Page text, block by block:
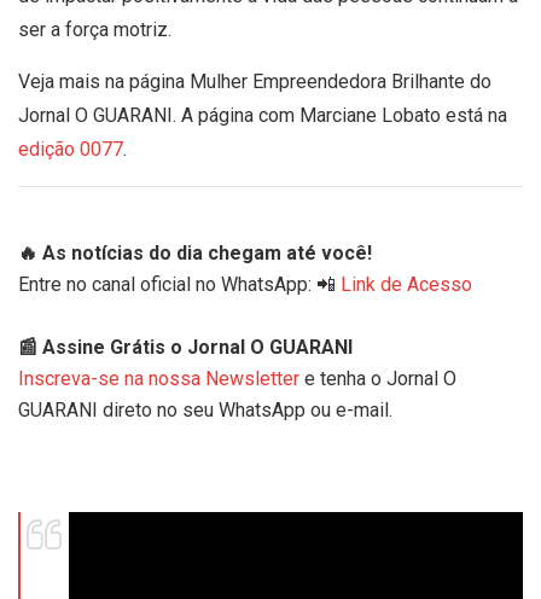
ser a força motriz.
Veja mais na página Mulher Empreendedora Brilhante do
Jornal O GUARANI. A página com Marciane Lobato está na
edição 0077.
🔥 As notícias do dia chegam até você!
Entre no canal oficial no WhatsApp: 📲 Link de Acesso
📰 Assine Grátis o Jornal O GUARANI
Inscreva-se na nossa Newsletter e tenha o Jornal O
GUARANI direto no seu WhatsApp ou e-mail.